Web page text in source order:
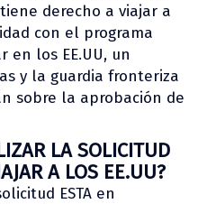
tiene derecho a viajar a
con el programa
en los EE.UU, un
y la guardia fronteriza
sobre la aprobación de
LA SOLICITUD
A LOS EE.UU?
ESTA en